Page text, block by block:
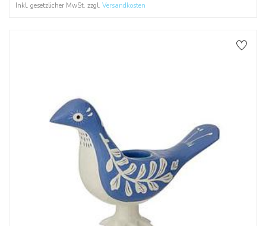
Inkl. gesetzlicher MwSt. zzgl. Versandkosten